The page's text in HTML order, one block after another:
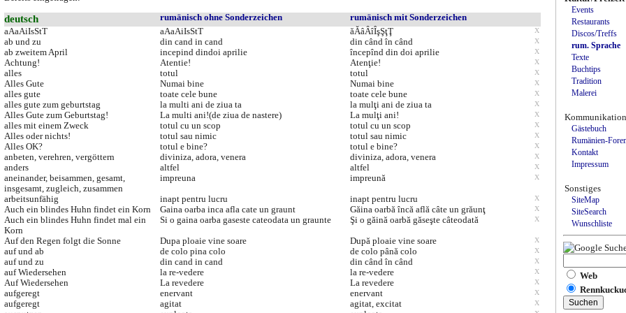
Events
Restaurants
Discos/Treffs
rum. Sprache
Texte
Buchtips
Tradition
Malerei
Kommunikation
Gästebuch
Rumänien-
Kontakt
Impressum
Sonstiges
SiteMap
SiteSearch
Wunschliste
Web
deutsch rumänisch ohne Sonderzeichen
rumänisch mit Sonderzeichen
aAaAiIsStT
aAaAiIsStT ăĂâÂîÎşŞţŢ X
ab und zu din cand in cand din când în când X
ab zweitem April incepind dindoi aprilie începînd din doi aprilie X
Achtung! Atentie! Atenţie! X
alles totul totul X
Alles Gute Numai bine Numai bine X
alles gute toate cele bune toate cele bune X
alles gute zum geburtstag la multi ani de ziua ta la mulţi ani de ziua ta X
Alles Gute zum Geburtstag! La multi ani!(de ziua de nastere) La mulţi ani! X
alles mit einem Zweck totul cu un scop totul cu un scop X
Alles oder nichts! totul sau nimic totul sau nimic X
Alles OK? totul e bine? totul e bine? X
anbeten, verehren, vergöttern diviniza, adora, venera diviniza, adora, venera X
anders altfel altfel X
aneinander, beisammen, gesamt,
insgesamt, zugleich, zusammen
impreuna impreună X
arbeitsunfähig inapt pentru lucru inapt pentru lucru X
Auch ein blindes Huhn findet ein Korn Gaina oarba inca afla cate un graunt Găina oarbă încă află câte un grăunţ X
Auch ein blindes Huhn findet mal ein
Korn
Si o gaina oarba gaseste cateodata un graunte Şi o găină oarbă găseşte câteodată X
Auf den Regen folgt die Sonne Dupa ploaie vine soare După ploaie vine soare X
auf und ab de colo pina colo de colo până colo X
auf und zu din cand in cand din când în când X
auf Wiedersehen la re-vedere la re-vedere X
Auf Wiedersehen La revedere La revedere X
aufgeregt enervant enervant X
aufgeregt agitat agitat, excitat X